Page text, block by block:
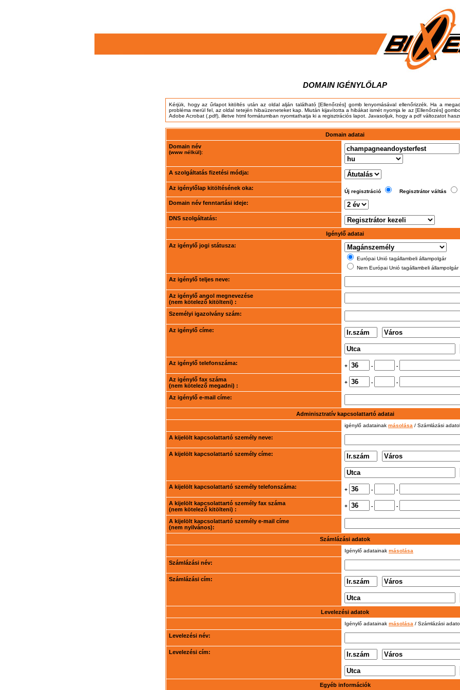
DOMAIN IGÉNYLŐLAP
Kérjük, hogy az űrlapot kitöltés után az oldal alján található [Ellenőrzés] gomb lenyomásával ellenőrizzék. Ha a
probléma merül fel, az oldal tetején hibaüzeneteket kap. Miután kijavította a hibákat ismét nyomja le az [Ellenőrzés]
Adobe Acrobat (.pdf), illetve html formátumban nyomtathatja ki a regisztrációs lapot. Javasoljuk, hogy a pdf változatot
Domain adatai
Domain név
(www nélkül):
A szolgáltatás fizetési módja:
Az igénylőlap kitöltésének oka:
Új regisztráció Regisztrátor váltás
Domain név fenntartási ideje:
DNS szolgáltatás:
Igénylő adatai
Az igénylő jogi státusza:
Európai Unió tagállambeli állampolgár
Nem Európai Unió tagállambeli állampolgár
Az igénylő teljes neve:
Az igénylő angol megnevezése
(nem kötelező kitölteni) :
Személyi igazolvány szám:
Az igénylő címe:
Az igénylő telefonszáma: + - -
Az igénylő fax száma
(nem kötelező megadni) :
+ - -
Az igénylő e-mail címe:
Adminisztratív kapcsolattartó adatai
igénylő adatainak másolása / Számlázási
A kijelölt kapcsolattartó személy neve:
A kijelölt kapcsolattartó személy címe:
A kijelölt kapcsolattartó személy telefonszáma: + - -
A kijelölt kapcsolattartó személy fax száma
(nem kötelező kitölteni) :
+ - -
A kijelölt kapcsolattartó személy e-mail címe
(nem nyilvános):
Számlázási adatok
Igénylő adatainak másolása
Számlázási név:
Számlázási cím:
Levelezési adatok
Igénylő adatainak másolása / Számlázási
Levelezési név:
Levelezési cím:
Egyéb információk